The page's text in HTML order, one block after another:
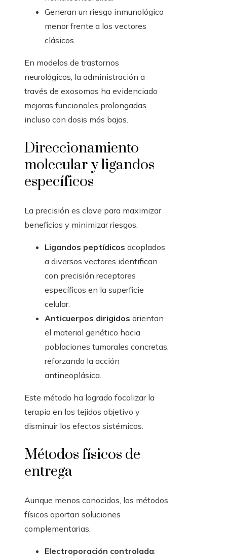
Generan un riesgo inmunológico
menor frente a los vectores
clásicos.
En modelos de trastornos
neurológicos, la administración a
través de exosomas ha evidenciado
mejoras funcionales prolongadas
incluso con dosis más bajas.
Direccionamiento
molecular y ligandos
específicos
La precisión es clave para maximizar
beneficios y minimizar riesgos.
Ligandos peptídicos acoplados
a diversos vectores identifican
con precisión receptores
específicos en la superficie
celular.
Anticuerpos dirigidos orientan
el material genético hacia
poblaciones tumorales concretas,
reforzando la acción
antineoplásica.
Este método ha logrado focalizar la
terapia en los tejidos objetivo y
disminuir los efectos sistémicos.
Métodos físicos de
entrega
Aunque menos conocidos, los métodos
físicos aportan soluciones
complementarias.
Electroporación controlada: